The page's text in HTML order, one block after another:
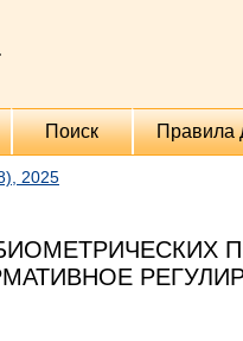
Поиск Правила
2025